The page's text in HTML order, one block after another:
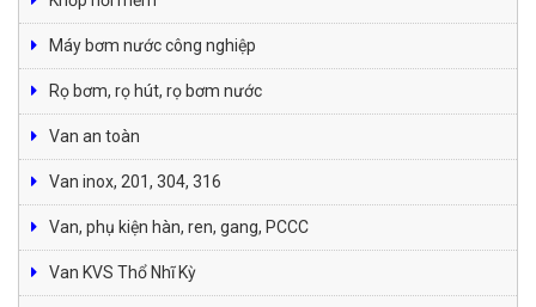
Máy bơm nước công nghiệp
Rọ bơm, rọ hút, rọ bơm nước
Van an toàn
Van inox, 201, 304, 316
Van, phụ kiện hàn, ren, gang, PCCC
Van KVS Thổ Nhĩ Kỳ